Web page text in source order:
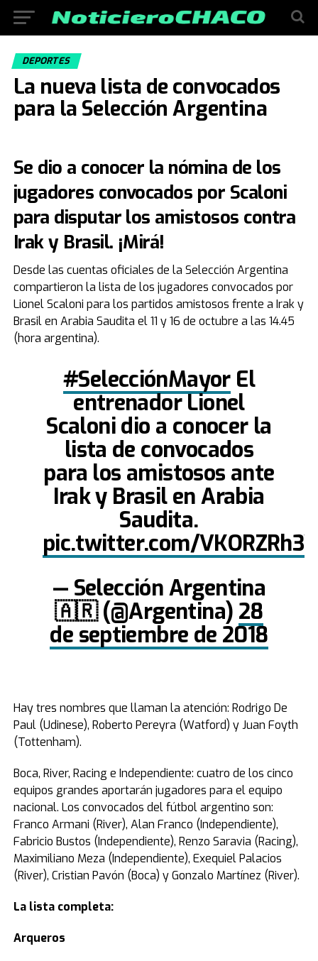
DEPORTES
La nueva lista de convocados
para la Selección Argentina
Se dio a conocer la nómina de los
jugadores convocados por Scaloni
para disputar los amistosos contra
Irak y Brasil. ¡Mirá!
Desde las cuentas oficiales de la Selección Argentina
compartieron la lista de los jugadores convocados por
Lionel Scaloni para los partidos amistosos frente a Irak y
Brasil en Arabia Saudita el 11 y 16 de octubre a las 14.45
(hora argentina).
#SelecciónMayorEl
entrenador Lionel
Scaloni dio a conocer la
lista de convocados
para los amistosos ante
Irak y Brasil en Arabia
Saudita.
pic.twitter.com/
— Selección Argentina
🇦🇷 (@Argentina) 28
de septiembre de 2018
Hay tres nombres que llaman la atención: Rodrigo De
Paul (Udinese), Roberto Pereyra (Watford) y Juan Foyth
(Tottenham).
Boca, River, Racing e Independiente: cuatro de los cinco
equipos grandes aportarán jugadores para el equipo
nacional. Los convocados del fútbol argentino son:
Franco Armani (River), Alan Franco (Independiente),
Fabricio Bustos (Independiente), Renzo Saravia (Racing),
Maximiliano Meza (Independiente), Exequiel Palacios
(River), Cristian Pavón (Boca) y Gonzalo Martínez (River).
La lista completa:
Arqueros